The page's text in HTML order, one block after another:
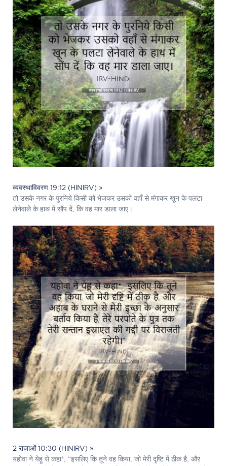
व्यवस्थाविवरण 19:12 (HINIRV) »
तो उसके नगर के पुरनिये किसी को भेजकर उसको वहाँ से मंगाकर खून के पलटा
लेनेवाले के हाथ में सौंप दें, कि वह मार डाला जाए।
2 राजाओं 10:30 (HINIRV) »
यहोवा ने येहू से कहा*, “इसलिए कि तूने वह किया, जो मेरी दृष्टि में ठीक है, और